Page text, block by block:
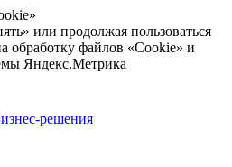
или продолжая пользоваться
обработку файлов «Cookie» и
Яндекс.Метрика
решения